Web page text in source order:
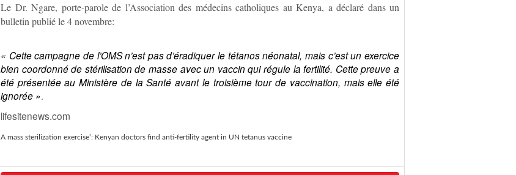
Le Dr. Ngare, porte-parole de l’Association des médecins catholiques au Kenya, a déclaré dans un
bulletin publié le 4 novembre:
« Cette campagne de l’OMS n’est pas d’éradiquer le tétanos néonatal, mais c’est un exercice
bien coordonné de stérilisation de masse avec un vaccin qui régule la fertilité. Cette preuve a
été présentée au Ministère de la Santé avant le troisième tour de vaccination, mais elle été
ignorée ».
lifesitenews.com
A mass sterilization exercise’: Kenyan doctors find anti-fertility agent in UN tetanus vaccine